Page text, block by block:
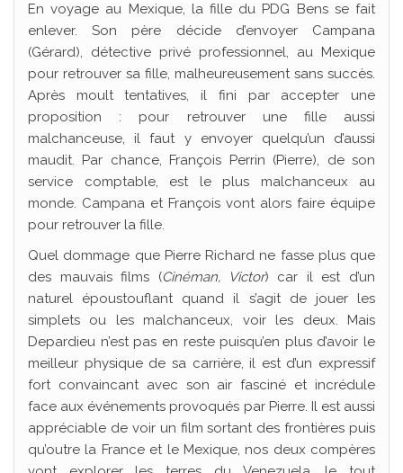
En voyage au Mexique, la fille du PDG Bens se fait
enlever. Son père décide d’envoyer Campana
(Gérard), détective privé professionnel, au Mexique
pour retrouver sa fille, malheureusement sans succès.
Après moult tentatives, il fini par accepter une
proposition : pour retrouver une fille aussi
malchanceuse, il faut y envoyer quelqu’un d’aussi
maudit. Par chance, François Perrin (Pierre), de son
service comptable, est le plus malchanceux au
monde. Campana et François vont alors faire équipe
pour retrouver la fille.
Quel dommage que Pierre Richard ne fasse plus que
des mauvais films (Cinéman, Victor) car il est d’un
naturel époustouflant quand il s’agit de jouer les
simplets ou les malchanceux, voir les deux. Mais
Depardieu n’est pas en reste puisqu’en plus d’avoir le
meilleur physique de sa carrière, il est d’un expressif
fort convaincant avec son air fasciné et incrédule
face aux événements provoqués par Pierre. Il est aussi
appréciable de voir un film sortant des frontières puis
qu’outre la France et le Mexique, nos deux compères